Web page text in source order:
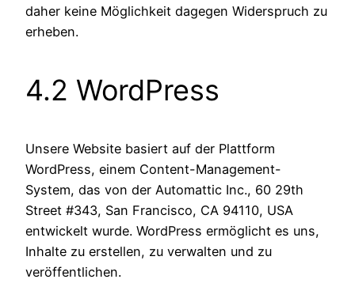
daher keine Möglichkeit dagegen Widerspruch zu
erheben.
4.2 WordPress
Unsere Website basiert auf der Plattform
WordPress, einem Content-Management-
System, das von der Automattic Inc., 60 29th
Street #343, San Francisco, CA 94110, USA
entwickelt wurde. WordPress ermöglicht es uns,
Inhalte zu erstellen, zu verwalten und zu
veröffentlichen.